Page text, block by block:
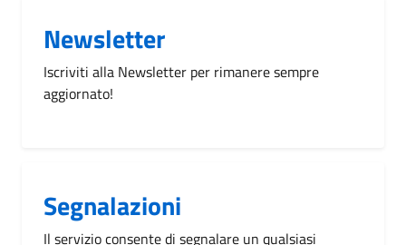
Newsletter
Iscriviti alla Newsletter per rimanere sempre
aggiornato!
Segnalazioni
Il servizio consente di segnalare un qualsiasi